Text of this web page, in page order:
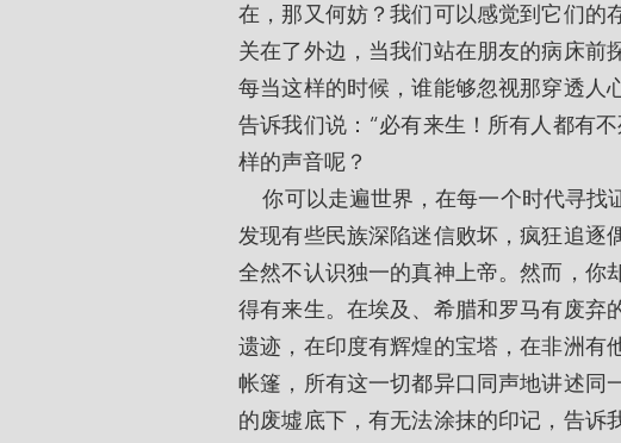
在，那又何妨？我们可以感觉到它们的
关在了外边，当我们站在朋友的病床前
每当这样的时候，谁能够忽视那穿透人
告诉我们说：“必有来生！所有人都有
样的声音呢？
    你可以走遍世界，在每一个时代寻找证据，但对这个问题的答案只有一个。你会
发现有些民族深陷迷信败坏，疯狂追逐
全然不认识独一的真神上帝。然而，你
得有来生。在埃及、希腊和罗马有废弃
遗迹，在印度有辉煌的宝塔，在非洲有
帐篷，所有这一切都异口同声地讲述同
的废墟底下，有无法涂抹的印记，告诉